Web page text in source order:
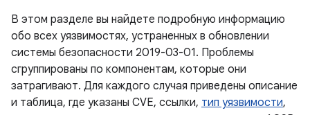
В этом разделе вы найдете подробную информацию
обо всех уязвимостях, устраненных в обновлении
системы безопасности 2019-03-01. Проблемы
сгруппированы по компонентам, которые они
затрагивают. Для каждого случая приведены описание
и таблица, где указаны CVE, ссылки, тип уязвимости,